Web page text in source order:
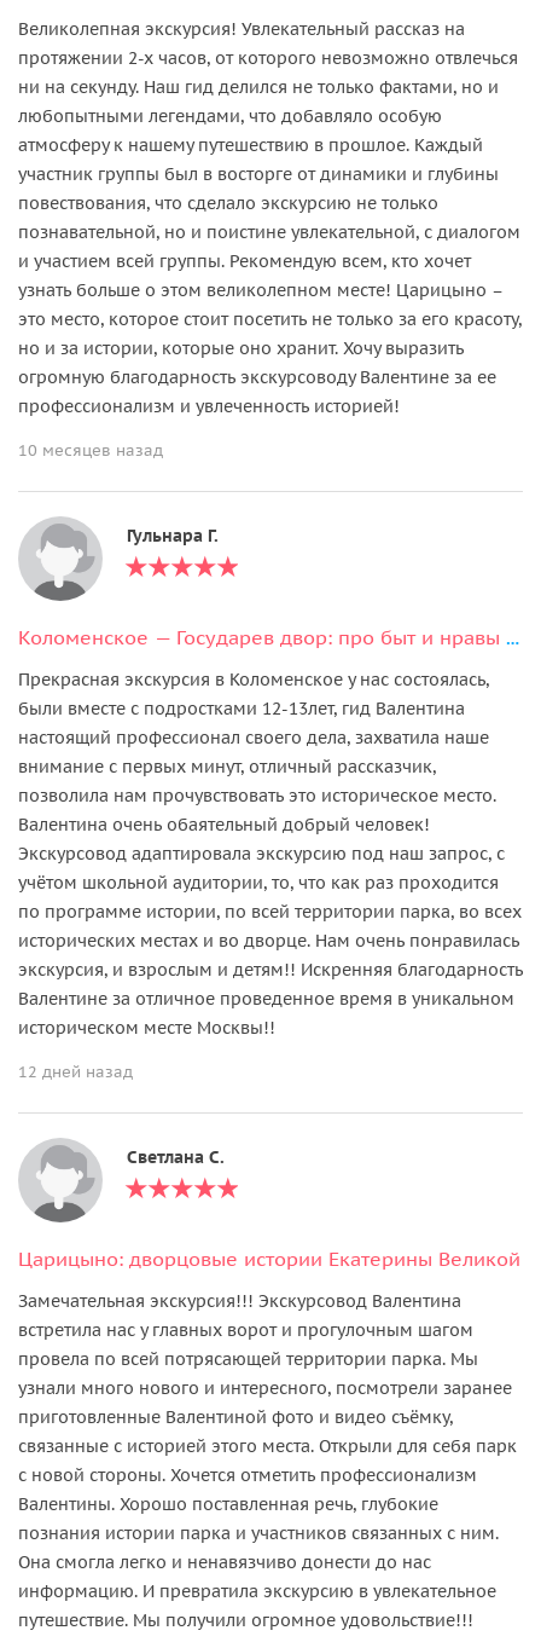
Великолепная экскурсия! Увлекательный рассказ на
протяжении 2-х часов, от которого невозможно отвлечься
ни на секунду. Наш гид делился не только фактами, но и
любопытными легендами, что добавляло особую
атмосферу к нашему путешествию в прошлое. Каждый
участник группы был в восторге от динамики и глубины
повествования, что сделало экскурсию не только
познавательной, но и поистине увлекательной, с диалогом
и участием всей группы. Рекомендую всем, кто хочет
узнать больше о этом великолепном месте! Царицыно –
это место, которое стоит посетить не только за его красоту,
но и за истории, которые оно хранит. Хочу выразить
огромную благодарность экскурсоводу Валентине за ее
профессионализм и увлеченность историей!
10 месяцев назад
Гульнара Г.
Коломенское — Государев двор: про быт и нравы царской семьи
Прекрасная экскурсия в Коломенское у нас состоялась,
были вместе с подростками 12-13лет, гид Валентина
настоящий профессионал своего дела, захватила наше
внимание с первых минут, отличный рассказчик,
позволила нам прочувствовать это историческое место.
Валентина очень обаятельный добрый человек!
Экскурсовод адаптировала экскурсию под наш запрос, с
учётом школьной аудитории, то, что как раз проходится
по программе истории, по всей территории парка, во всех
исторических местах и во дворце. Нам очень понравилась
экскурсия, и взрослым и детям!! Искренняя благодарность
Валентине за отличное проведенное время в уникальном
историческом месте Москвы!!
12 дней назад
Светлана С.
Царицыно: дворцовые истории Екатерины Великой
Замечательная экскурсия!!! Экскурсовод Валентина
встретила нас у главных ворот и прогулочным шагом
провела по всей потрясающей территории парка. Мы
узнали много нового и интересного, посмотрели заранее
приготовленные Валентиной фото и видео съёмку,
связанные с историей этого места. Открыли для себя парк
с новой стороны. Хочется отметить профессионализм
Валентины. Хорошо поставленная речь, глубокие
познания истории парка и участников связанных с ним.
Она смогла легко и ненавязчиво донести до нас
информацию. И превратила экскурсию в увлекательное
путешествие. Мы получили огромное удовольствие!!!